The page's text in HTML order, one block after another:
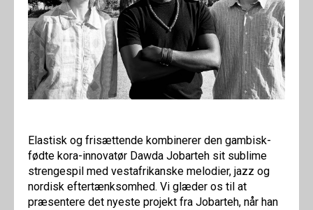
Elastisk og frisættende kombinerer den gambisk-
fødte kora-innovatør Dawda Jobarteh sit sublime
strengespil med vestafrikanske melodier, jazz og
nordisk eftertænksomhed. Vi glæder os til at
præsentere det nyeste projekt fra Jobarteh, når han